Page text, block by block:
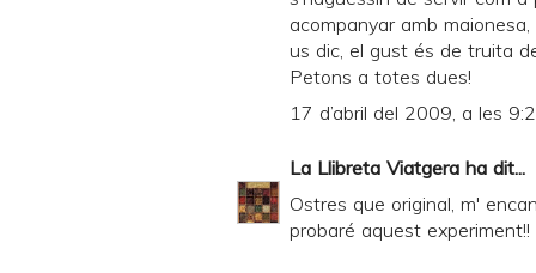
acompanyar amb
us dic, el gust és de truita
Petons a totes dues!
17 d’abril del 2009, a les
La Llibreta Viatgera ha dit...
Ostres que original, m'
probaré aquest experiment!!